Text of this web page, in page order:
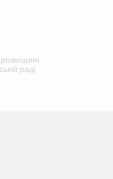
раді